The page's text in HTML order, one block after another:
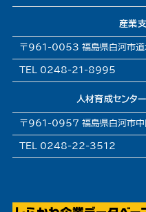
産業
〒961-0053 福島県白河市
TEL 0248-21-8995
人材育成センタ
〒961-0957 福島県白河市
TEL 0248-22-3512